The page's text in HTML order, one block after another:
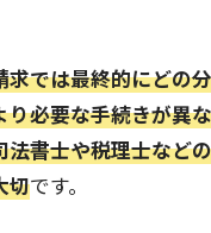
求では最終的にどの
り必要な手続きが異
法書士や税理士など
切です。